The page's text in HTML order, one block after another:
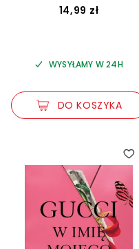
14,99 zł
WYSYŁAMY W 24H
DO KOSZYKA